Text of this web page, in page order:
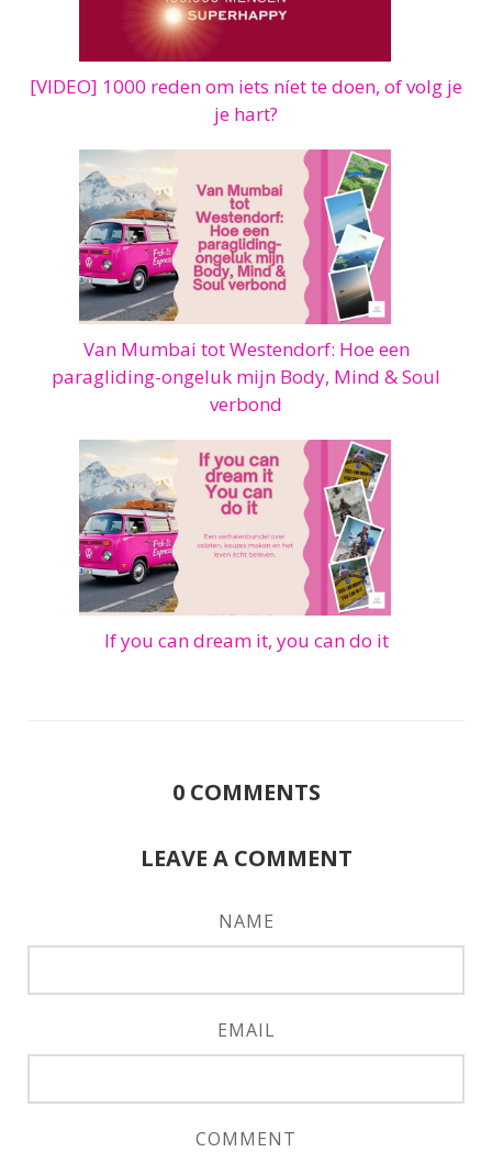
[VIDEO] 1000 reden om iets níet te doen, of volg je
je hart?
Van Mumbai tot Westendorf: Hoe een
paragliding-ongeluk mijn Body, Mind & Soul
verbond
If you can dream it, you can do it
0 COMMENTS
LEAVE A COMMENT
NAME
EMAIL
COMMENT